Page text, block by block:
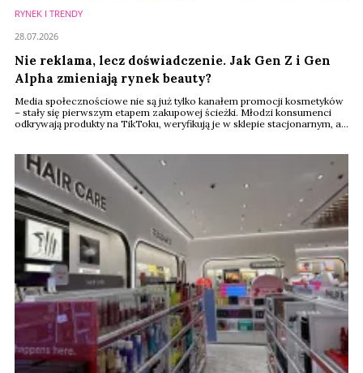
RYNEK I TRENDY
Nie reklama, lecz doświadczenie. Jak Gen Z i Gen
Alpha zmieniają rynek beauty?
Media społecznościowe nie są już tylko kanałem promocji kosmetyków
– stały się pierwszym etapem zakupowej ścieżki. Młodzi konsumenci
odkrywają produkty na TikToku, weryfikują je w sklepie stacjonarnym, a
najbliższych latach wyznaczał kierunek rozwoju całego rynku.
28.07.2026